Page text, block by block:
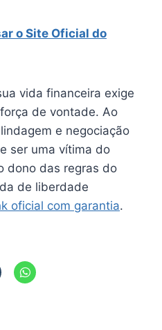
o Site Oficial do
vida financeira exige
de vontade. Ao
e negociação
ser uma vítima do
dono das regras do
de liberdade
oficial com garantia.